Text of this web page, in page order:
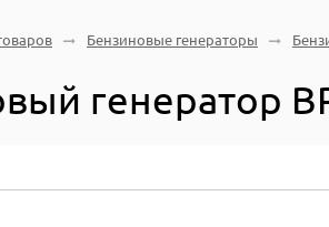
Бензиновые генераторы
генератор